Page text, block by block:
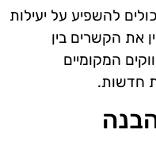
להשפיע על יעילות
את הקשרים בין
המקומיים
חדשות.